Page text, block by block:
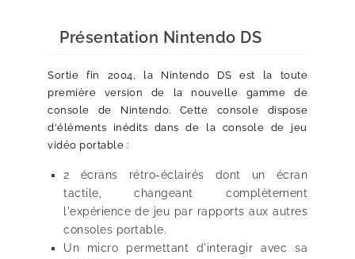
Présentation Nintendo DS
Sortie fin 2004, la Nintendo DS est la toute
première version de la nouvelle gamme de
console de Nintendo. Cette console dispose
d'éléments inédits dans de la console de jeu
vidéo portable :
2 écrans rétro-éclairés dont un écran
tactile, changeant complètement
l'expérience de jeu par rapports aux autres
consoles portable.
Un micro permettant d'interagir avec sa